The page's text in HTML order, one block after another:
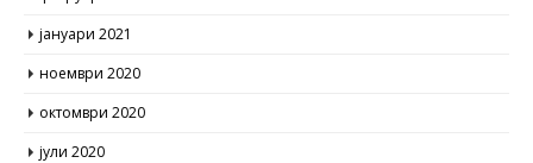
јануари 2021
ноември 2020
октомври 2020
јули 2020